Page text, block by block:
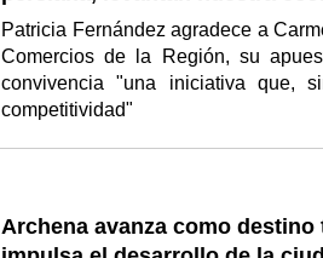
Patricia Fernández agradece a
Comercios de la Región, su
convivencia "una iniciativa que,
competitividad"
Archena avanza como